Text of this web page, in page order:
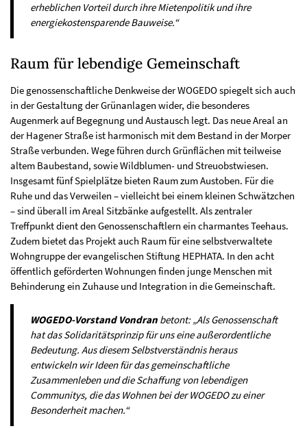
erheblichen Vorteil durch ihre Mietenpolitik und ihre
energiekostensparende Bauweise.“
Raum für lebendige Gemeinschaft
Die genossenschaftliche Denkweise der WOGEDO spiegelt sich auch
in der Gestaltung der Grünanlagen wider, die besonderes
Augenmerk auf Begegnung und Austausch legt. Das neue Areal an
der Hagener Straße ist harmonisch mit dem Bestand in der Morper
Straße verbunden. Wege führen durch Grünflächen mit teilweise
altem Baubestand, sowie Wildblumen- und Streuobstwiesen.
Insgesamt fünf Spielplätze bieten Raum zum Austoben. Für die
Ruhe und das Verweilen – vielleicht bei einem kleinen Schwätzchen
– sind überall im Areal Sitzbänke aufgestellt. Als zentraler
Treffpunkt dient den Genossenschaftlern ein charmantes Teehaus.
Zudem bietet das Projekt auch Raum für eine selbstverwaltete
Wohngruppe der evangelischen Stiftung HEPHATA. In den acht
öffentlich geförderten Wohnungen finden junge Menschen mit
Behinderung ein Zuhause und Integration in die Gemeinschaft.
WOGEDO-Vorstand Vondran betont: „Als Genossenschaft
hat das Solidaritätsprinzip für uns eine außerordentliche
Bedeutung. Aus diesem Selbstverständnis heraus
entwickeln wir Ideen für das gemeinschaftliche
Zusammenleben und die Schaffung von lebendigen
Communitys, die das Wohnen bei der WOGEDO zu einer
Besonderheit machen.“